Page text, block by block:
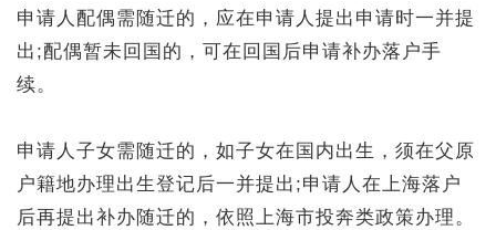
申请人配偶需随迁的，应在申请人提出申请时一并提
出;配偶暂未回国的，可在回国后申请补办落户手
续。
申请人子女需随迁的，如子女在国内出生，须在父原
户籍地办理出生登记后一并提出;申请人在上海落户
后再提出补办随迁的，依照上海市投奔类政策办理。